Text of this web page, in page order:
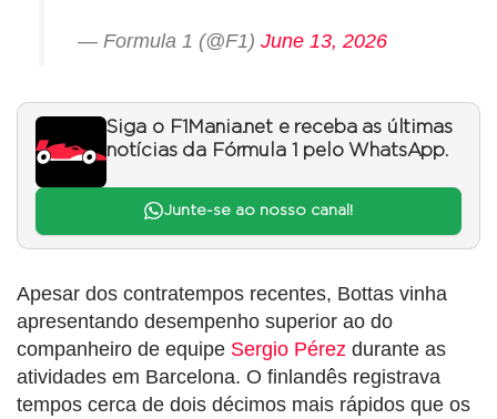
— Formula 1 (@F1) June 13, 2026
Siga o F1Mania.net e receba as últimas
notícias da Fórmula 1 pelo WhatsApp.
Junte-se ao nosso canal!
Apesar dos contratempos recentes, Bottas vinha
apresentando desempenho superior ao do
companheiro de equipe Sergio Pérez durante as
atividades em Barcelona. O finlandês registrava
tempos cerca de dois décimos mais rápidos que os